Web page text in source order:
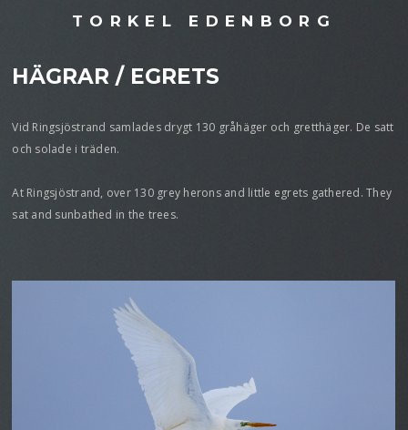
TORKEL EDENBORG
HÄGRAR / EGRETS
Vid Ringsjöstrand samlades drygt 130 gråhäger och gretthäger. De satt
och solade i träden.
At Ringsjöstrand, over 130 grey herons and little egrets gathered. They
sat and sunbathed in the trees.